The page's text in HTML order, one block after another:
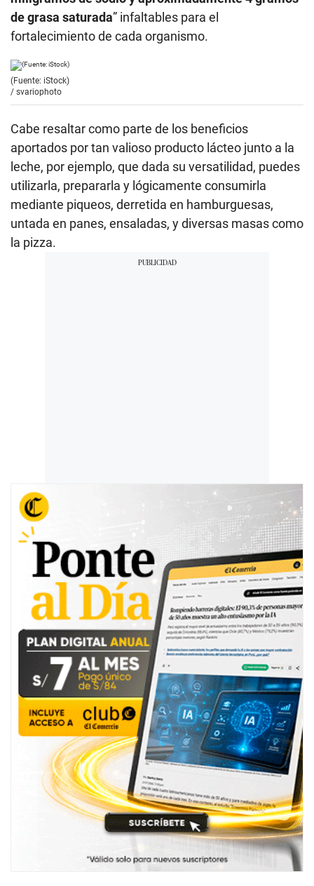
de grasa saturada” infaltables para el
fortalecimiento de cada organismo.
(Fuente: iStock)
/ svariophoto
Cabe resaltar como parte de los beneficios
aportados por tan valioso producto lácteo junto a la
leche, por ejemplo, que dada su versatilidad, puedes
utilizarla, prepararla y lógicamente consumirla
mediante piqueos, derretida en hamburguesas,
untada en panes, ensaladas, y diversas masas como
la pizza.